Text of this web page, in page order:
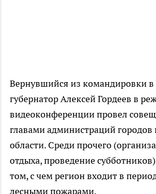
Вернувшийся из командировки
губернатор Алексей Гордеев в
видеоконференции провел
главами администраций городов
области. Среди прочего
отдыха, проведение
том, с чем регион входит в
лесными пожарами.